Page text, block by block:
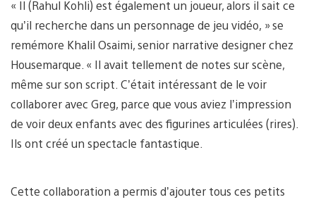
« Il (Rahul Kohli) est également un joueur, alors il sait ce
qu’il recherche dans un personnage de jeu vidéo, » se
remémore Khalil Osaimi, senior narrative designer chez
Housemarque. « Il avait tellement de notes sur scène,
même sur son script. C’était intéressant de le voir
collaborer avec Greg, parce que vous aviez l’impression
de voir deux enfants avec des figurines articulées (rires).
Ils ont créé un spectacle fantastique.
Cette collaboration a permis d’ajouter tous ces petits